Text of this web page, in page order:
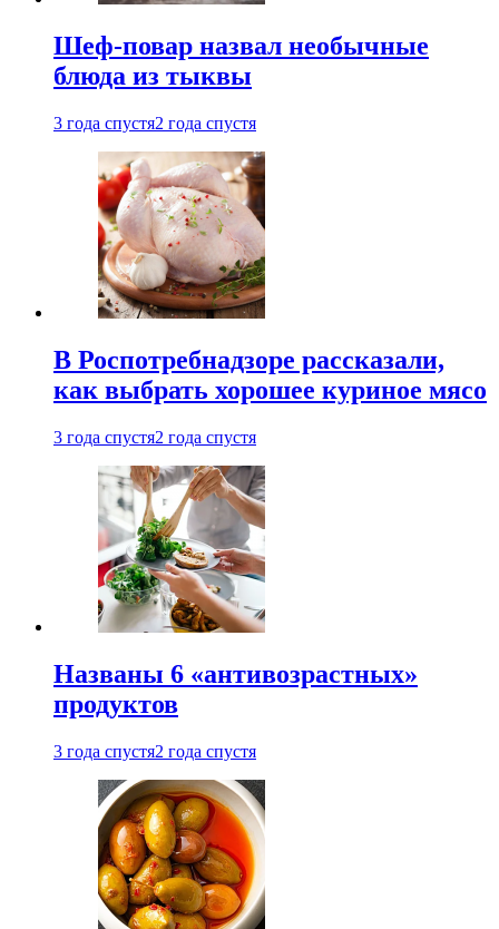
Шеф-повар назвал необычные
блюда из тыквы
3 года спустя2 года спустя
В Роспотребнадзоре рассказали,
как выбрать хорошее куриное мясо
3 года спустя2 года спустя
Названы 6 «антивозрастных»
продуктов
3 года спустя2 года спустя